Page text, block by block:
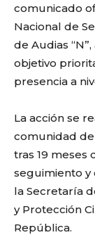
comunicado
Nacional de
de Audias
objetivo
presencia a
La acción se
comunidad de
tras 19 meses
seguimiento y
la Secretaría
y Protección
República.